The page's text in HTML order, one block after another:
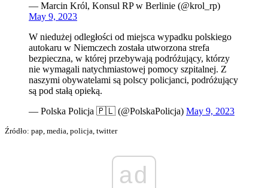
— Marcin Król, Konsul RP w Berlinie (@krol_rp)
May 9, 2023
W niedużej odległości od miejsca wypadku polskiego
autokaru w Niemczech została utworzona strefa
bezpieczna, w której przebywają podróżujący, którzy
nie wymagali natychmiastowej pomocy szpitalnej. Z
naszymi obywatelami są polscy policjanci, podróżujący
są pod stałą opieką.
— Polska Policja 🇵🇱 (@PolskaPolicja) May 9, 2023
Źródło: pap, media, policja, twitter
ad